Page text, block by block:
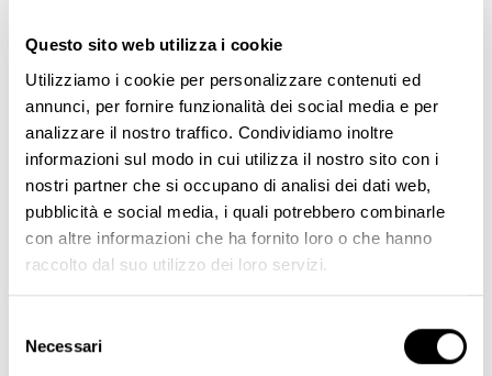
Questo sito web utilizza i cookie
Utilizziamo i cookie per personalizzare contenuti ed
annunci, per fornire funzionalità dei social media e per
analizzare il nostro traffico. Condividiamo inoltre
informazioni sul modo in cui utilizza il nostro sito con i
nostri partner che si occupano di analisi dei dati web,
pubblicità e social media, i quali potrebbero combinarle
con altre informazioni che ha fornito loro o che hanno
raccolto dal suo utilizzo dei loro servizi.
delNecessari
9 Punte Magnum - Med
59,00 €
12 Punte Shader - Med
55,00 €
MOSTRA